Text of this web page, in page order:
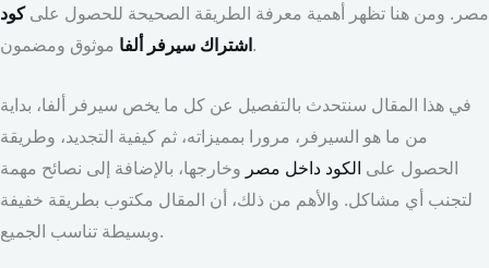
مصر. ومن هنا تظهر أهمية معرفة الطريقة الصحيحة للحصول علىكود
اشتراك سيرفر ألفاموثوق ومضمون.
في هذا المقال سنتحدث بالتفصيل عن كل ما يخص سيرفر ألفا، بداية
من ما هو السيرفر، مرورا بمميزاته، ثم كيفية التجديد، وطريقة
الحصول على الكود داخل مصر وخارجها، بالإضافة إلى نصائح مهمة
لتجنب أي مشاكل. والأهم من ذلك، أن المقال مكتوب بطريقة خفيفة
وبسيطة تناسب الجميع.